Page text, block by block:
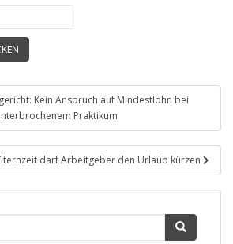
Kein Anspruch auf Mindestlohn bei
Praktikum
darf Arbeitgeber den Urlaub kürzen